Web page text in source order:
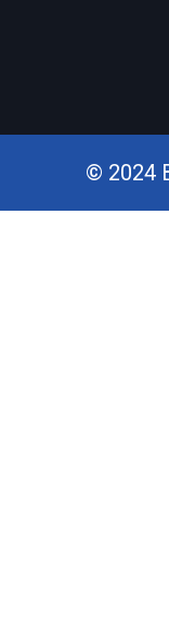
© 2024